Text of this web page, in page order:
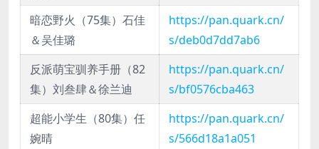
暗恋野火（75集）石佳
＆吴佳璐
https://pan.quark.cn/
s/deb0d7dd7ab6
反派萌宝驯养手册（82
集）刘叁肆＆徐兰迪
https://pan.quark.cn/
s/bf0576cba463
超能小学生（80集）任
婉晴
https://pan.quark.cn/
s/566d18a1a051